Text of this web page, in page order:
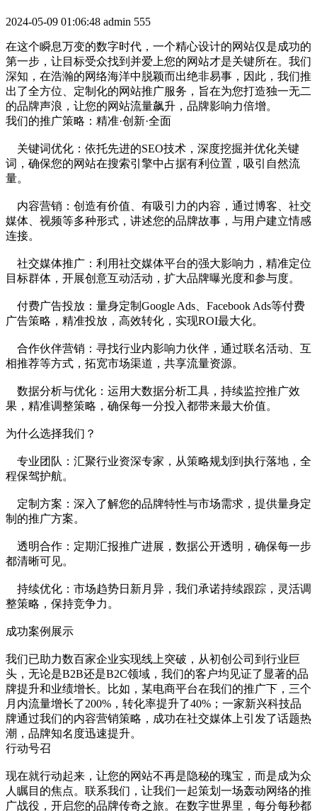
2024-05-09 01:06:48 admin 555
在这个瞬息万变的数字时代，一个精心设计的网站仅是成功的
第一步，让目标受众找到并爱上您的网站才是关键所在。我们
深知，在浩瀚的网络海洋中脱颖而出绝非易事，因此，我们推
出了全方位、定制化的网站推广服务，旨在为您打造独一无二
的品牌声浪，让您的网站流量飙升，品牌影响力倍增。
我们的推广策略：精准·创新·全面
关键词优化：依托先进的SEO技术，深度挖掘并优化关键
词，确保您的网站在搜索引擎中占据有利位置，吸引自然流
量。
内容营销：创造有价值、有吸引力的内容，通过博客、社交
媒体、视频等多种形式，讲述您的品牌故事，与用户建立情感
连接。
社交媒体推广：利用社交媒体平台的强大影响力，精准定位
目标群体，开展创意互动活动，扩大品牌曝光度和参与度。
付费广告投放：量身定制Google Ads、Facebook Ads等付费
广告策略，精准投放，高效转化，实现ROI最大化。
合作伙伴营销：寻找行业内影响力伙伴，通过联名活动、互
相推荐等方式，拓宽市场渠道，共享流量资源。
数据分析与优化：运用大数据分析工具，持续监控推广效
果，精准调整策略，确保每一分投入都带来最大价值。
为什么选择我们？
专业团队：汇聚行业资深专家，从策略规划到执行落地，全
程保驾护航。
定制方案：深入了解您的品牌特性与市场需求，提供量身定
制的推广方案。
透明合作：定期汇报推广进展，数据公开透明，确保每一步
都清晰可见。
持续优化：市场趋势日新月异，我们承诺持续跟踪，灵活调
整策略，保持竞争力。
成功案例展示
我们已助力数百家企业实现线上突破，从初创公司到行业巨
头，无论是B2B还是B2C领域，我们的客户均见证了显著的品
牌提升和业绩增长。比如，某电商平台在我们的推广下，三个
月内流量增长了200%，转化率提升了40%；一家新兴科技品
牌通过我们的内容营销策略，成功在社交媒体上引发了话题热
潮，品牌知名度迅速提升。
行动号召
现在就行动起来，让您的网站不再是隐秘的瑰宝，而是成为众
人瞩目的焦点。联系我们，让我们一起策划一场轰动网络的推
广战役，开启您的品牌传奇之旅。在数字世界里，每分每秒都